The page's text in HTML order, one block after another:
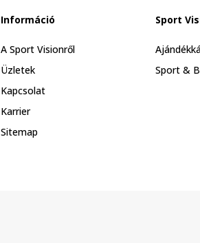
Információ
A Sport Visionről
Üzletek
Kapcsolat
Karrier
Sitemap
Sport
Sport &